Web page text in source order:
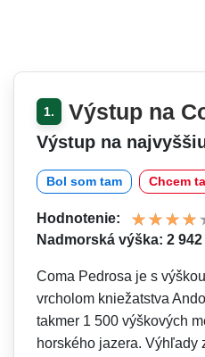
1. Výstup na
Výstup na
Bol som tam Chcem
Hodnotenie:
Nadmorská výška: 2 942
Coma Pedrosa je s
vrcholom kniežatstva
takmer 1 500 výškových
horského jazera. Výhľady